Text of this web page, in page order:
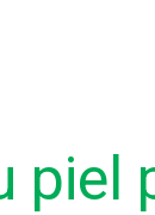
piel